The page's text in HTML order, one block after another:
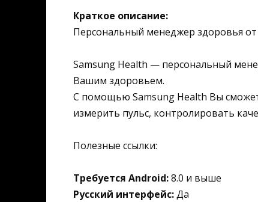
Краткое описание:
Персональный менеджер здоровья от
Samsung Health — персональный
Вашим здоровьем.
С помощью Samsung Health Вы
измерить пульс, контролировать
Полезные ссылки:
Требуется Android:8.0 и выше
Русский интерфейс:Да